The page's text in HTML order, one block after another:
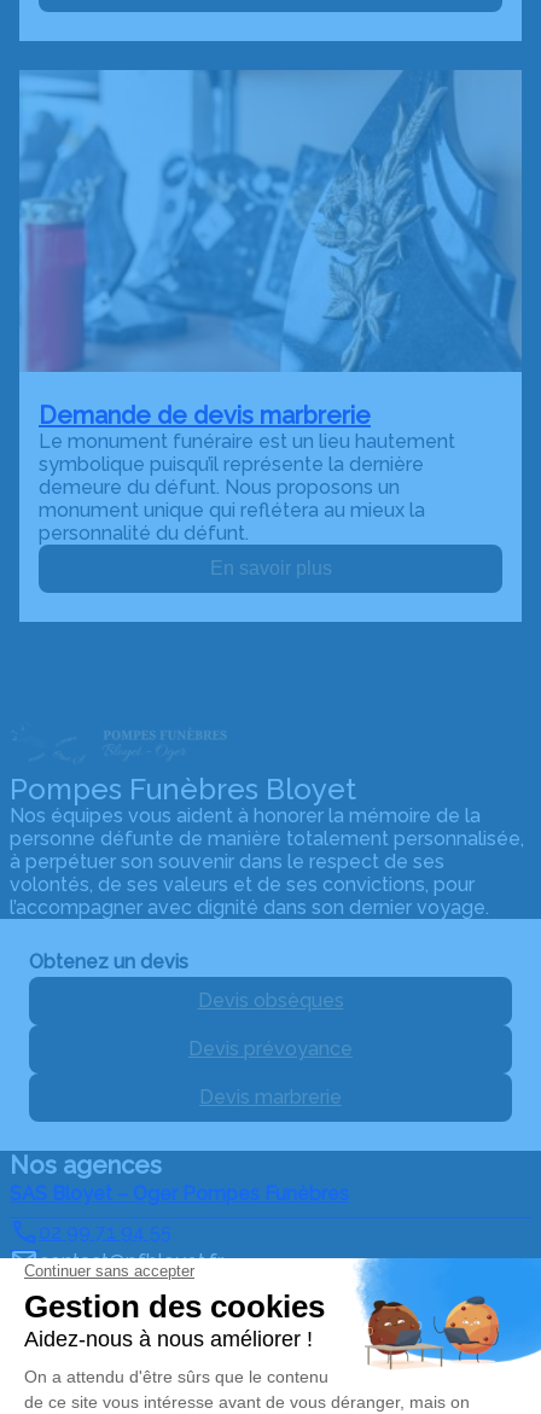
Demande de devis marbrerie
Le monument funéraire est un lieu hautement
symbolique puisqu’il représente la dernière
demeure du défunt. Nous proposons un
monument unique qui reflétera au mieux la
personnalité du défunt.
En savoir plus
Pompes Funèbres Bloyet
Nos équipes vous aident à honorer la mémoire de la
personne défunte de manière totalement personnalisée,
à perpétuer son souvenir dans le respect de ses
volontés, de ses valeurs et de ses convictions, pour
l’accompagner avec dignité dans son dernier voyage.
Obtenez un devis
Devis obsèques
Devis prévoyance
Devis marbrerie
Nos agences
SAS Bloyet – Oger Pompes Funèbres
02 99 71 94 55
contact@pfbloyet.fr
31 les 4 vents – 35600 – Bains sur oust
SAS BLOYET Pompes Funèbres Bloyet-Oger
02 55 60 01 56
contact@pfbloyet.fr